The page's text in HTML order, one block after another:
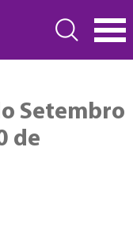
Setembro
de